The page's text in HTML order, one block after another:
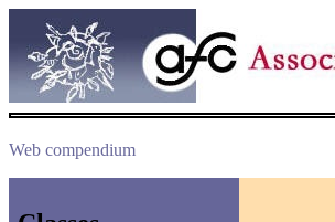
Web compendium